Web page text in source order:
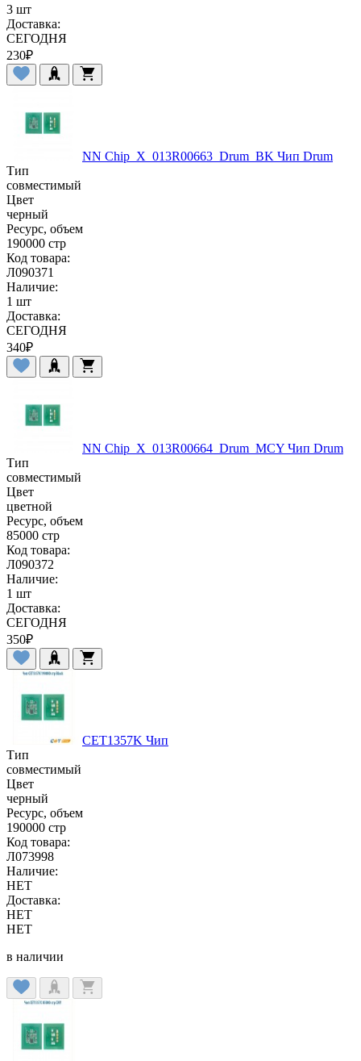
3 шт
Доставка:
СЕГОДНЯ
230₽
NN Chip_X_013R00663_Drum_BK Чип Drum
Тип
совместимый
Цвет
черный
Ресурс, объем
190000 стр
Код товара:
Л090371
Наличие:
1 шт
Доставка:
СЕГОДНЯ
340₽
NN Chip_X_013R00664_Drum_MCY Чип Drum
Тип
совместимый
Цвет
цветной
Ресурс, объем
85000 стр
Код товара:
Л090372
Наличие:
1 шт
Доставка:
СЕГОДНЯ
350₽
CET1357K Чип
Тип
совместимый
Цвет
черный
Ресурс, объем
190000 стр
Код товара:
Л073998
Наличие:
НЕТ
Доставка:
НЕТ
НЕТ
в наличии